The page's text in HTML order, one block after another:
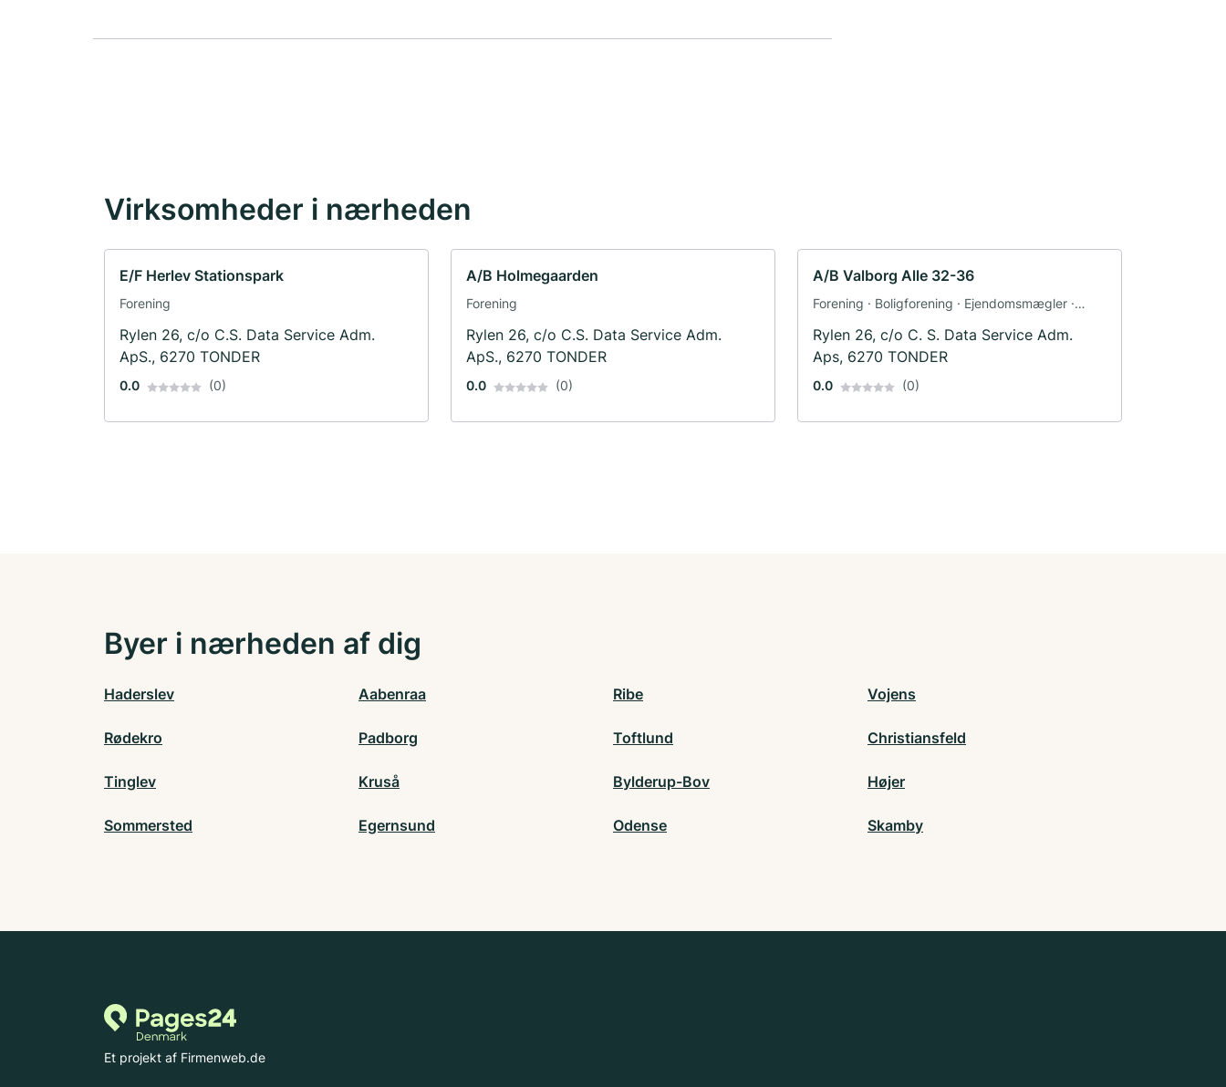
Virksomheder i nærheden
E/F Herlev Stationspark
Forening
Rylen 26, c/o C.S. Data Service Adm.
ApS., 6270 TONDER
0.0 (0)
A/B Holmegaarden
Forening
Rylen 26, c/o C.S. Data Service Adm.
ApS., 6270 TONDER
0.0 (0)
A/B Valborg Alle 32-36
Forening · Boligforening · Ejendomsmægler ·
Rylen 26, c/o C. S. Data Service Adm.
Aps, 6270 TONDER
0.0 (0)
Byer i nærheden af dig
Haderslev Aabenraa Ribe Vojens
Rødekro Padborg Toftlund Christiansfeld
Tinglev Kruså Bylderup-Bov Højer
Sommersted Egernsund Odense Skamby
Et projekt af Firmenweb.de